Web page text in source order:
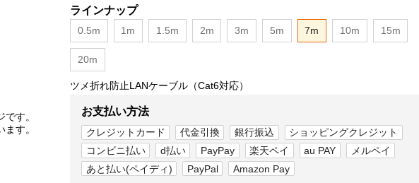
す。
す。
ラインナップ
0.5m 1m 1.5m 2m 3m 5m 7m 10m 15m
20m
ツメ折れ防止LANケーブル（Cat6対応）
お支払い方法
クレジットカード 代金引換 銀行振込
ショッピングクレジット
コンビニ払い
d払い PayPay 楽天ペイ au PAY
メルペイ
あと払い(ペイディ)
PayPal Amazon Pay